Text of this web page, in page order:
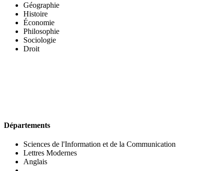
Géographie
Histoire
Économie
Philosophie
Sociologie
Droit
Départements
Sciences de l'Information et de la Communication
Lettres Modernes
Anglais